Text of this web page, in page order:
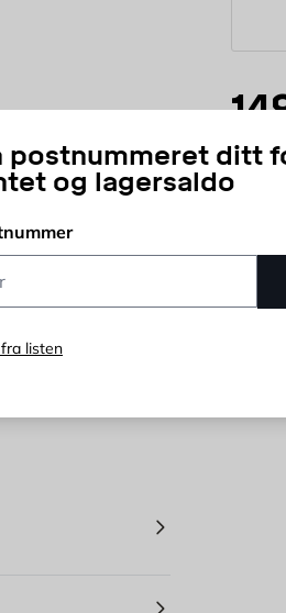
postnummeret ditt
og lagersaldo
listen